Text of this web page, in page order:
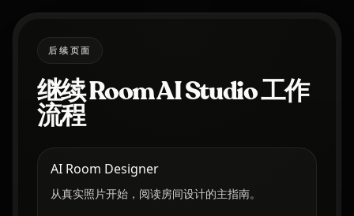
后续页面
继续 Room AI Studio 工作
流程
AI Room Designer
从真实照片开始，阅读房间设计的主指南。